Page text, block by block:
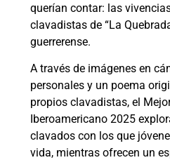
querían contar: las
clavadistas de “La
guerrerense.
A través de imágenes en
personales y un poema
propios clavadistas, el
Iberoamericano 2025
clavados con los que
vida, mientras ofrecen un